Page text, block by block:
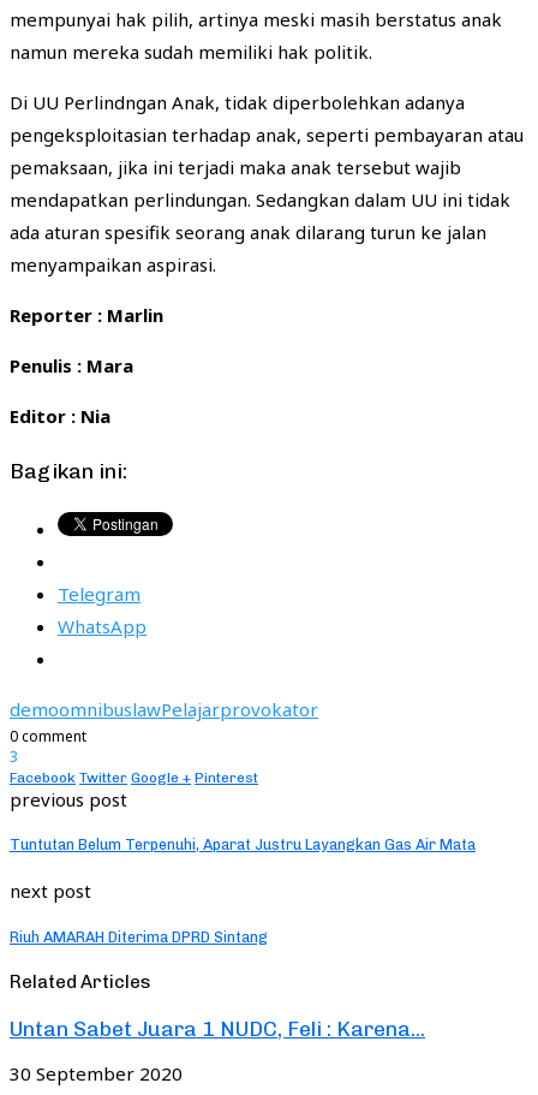
mempunyai hak pilih, artinya meski masih berstatus anak
namun mereka sudah memiliki hak politik.
Di UU Perlindngan Anak, tidak diperbolehkan adanya
pengeksploitasian terhadap anak, seperti pembayaran atau
pemaksaan, jika ini terjadi maka anak tersebut wajib
mendapatkan perlindungan. Sedangkan dalam UU ini tidak
ada aturan spesifik seorang anak dilarang turun ke jalan
menyampaikan aspirasi.
Reporter : Marlin
Penulis : Mara
Editor : Nia
Bagikan ini:
Telegram
WhatsApp
demoomnibuslawPelajarprovokator
0 comment
3
Facebook Twitter Google + Pinterest
previous post
Tuntutan Belum Terpenuhi, Aparat Justru Layangkan Gas Air Mata
next post
Riuh AMARAH Diterima DPRD Sintang
Related Articles
Untan Sabet Juara 1 NUDC, Feli : Karena...
30 September 2020